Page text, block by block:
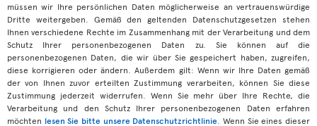
müssen wir Ihre persönlichen Daten möglicherweise an vertrauenswürdige
Dritte weitergeben. Gemäß den geltenden Datenschutzgesetzen stehen
Ihnen verschiedene Rechte im Zusammenhang mit der Verarbeitung und dem
Schutz Ihrer personenbezogenen Daten zu. Sie können auf die
personenbezogenen Daten, die wir über Sie gespeichert haben, zugreifen,
diese korrigieren oder ändern. Außerdem gilt: Wenn wir Ihre Daten gemäß
der von Ihnen zuvor erteilten Zustimmung verarbeiten, können Sie diese
Zustimmung jederzeit widerrufen. Wenn Sie mehr über Ihre Rechte, die
Verarbeitung und den Schutz Ihrer personenbezogenen Daten erfahren
möchten lesen Sie bitte unsere Datenschutzrichtlinie . Wenn Sie eines dieser